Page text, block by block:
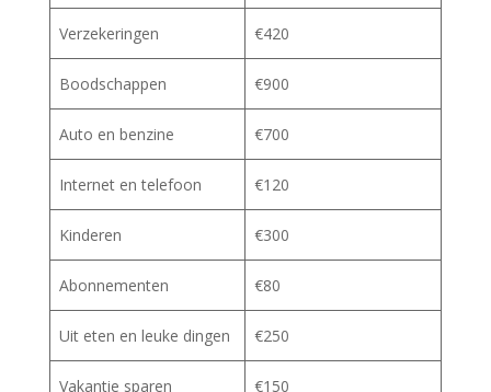
Verzekeringen €420
Boodschappen €900
Auto en benzine €700
Internet en telefoon €120
Kinderen €300
Abonnementen €80
Uit eten en leuke dingen €250
Vakantie sparen €150